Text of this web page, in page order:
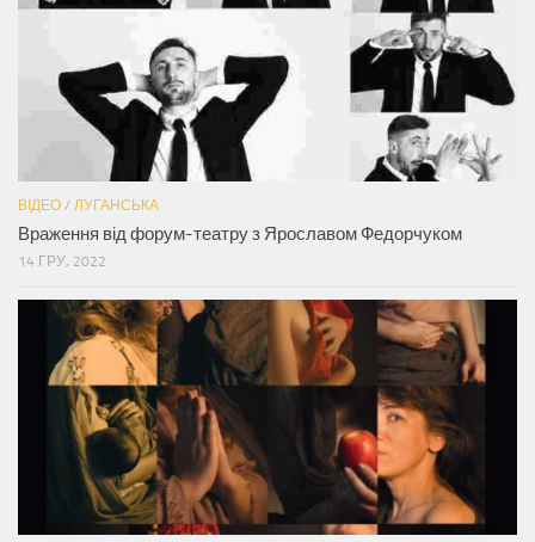
ВІДЕО / ЛУГАНСЬКА
Враження від форум-театру з Ярославом Федорчуком
14 ГРУ, 2022